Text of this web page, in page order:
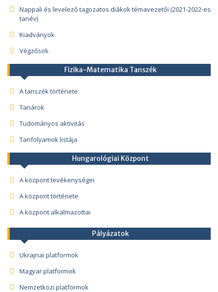
Nappali és levelező tagozatos diákok témavezetői (2021-2022-es
tanév)
Kiadványok
Végzősök
Fizika-Matematika Tanszék
A tanszék története
Tanárok
Tudományos aktivitás
Tanfolyamok listája
Hungarológiai Központ
A központ tevékenységei
A központ története
A központ alkalmazottai
Pályázatok
Ukrajnai platformok
Magyar platformok
Nemzetközi platformok